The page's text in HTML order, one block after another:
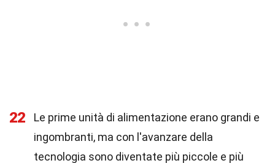
22
Le prime unità di alimentazione erano grandi e
ingombranti, ma con l'avanzare della
tecnologia sono diventate più piccole e più